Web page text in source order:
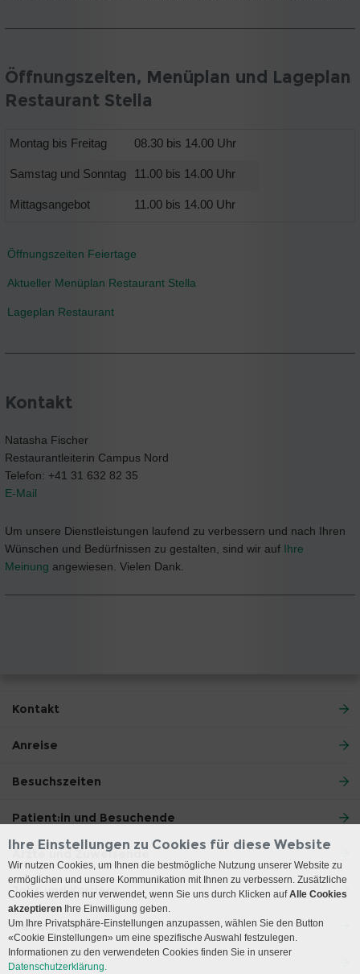
Öffnungszeiten, Menüplan und Lageplan
Restaurant Stella
Montag bis Freitag 08.30 bis 14.00 Uhr
Samstag und Sonntag 11.00 bis 14.00 Uhr
Mittagsangebot 11.00 bis 14.00 Uhr
Öffnungszeiten Feiertage
Aktueller Menüplan Restaurant Stella
Lageplan Restaurant
Kontakt
Natasha Fischer
Restaurantleiterin Campus Nord
Telefon: +41 31 632 82 35
E-Mail
Um unsere Dienstleistungen laufend zu verbessern und nach Ihren
Wünschen und Bedürfnissen zu gestalten, sind wir auf Ihre
Meinung angewiesen. Vielen Dank.
Kontakt
Anreise
Besuchszeiten
Patient:in und Besuchende
Ärzte und Zuweisende
Jobs und Karriere
Das Inselspital
Social Media
Ihre Einstellungen zu Cookies für diese Website
Wir nutzen Cookies, um Ihnen die bestmögliche Nutzung unserer Website zu
ermöglichen und unsere Kommunikation mit Ihnen zu verbessern. Zusätzliche
Cookies werden nur verwendet, wenn Sie uns durch Klicken aufAlle Cookies
akzeptieren Ihre Einwilligung geben.
Um Ihre Privatsphäre-Einstellungen anzupassen, wählen Sie den Button
«Cookie Einstellungen» um eine spezifische Auswahl festzulegen.
Informationen zu den verwendeten Cookies finden Sie in unserer
Datenschutzerklärung.